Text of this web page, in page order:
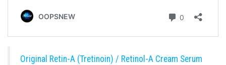
Original Retin-A (Tretinoin) / Retinol-A Cream Serum